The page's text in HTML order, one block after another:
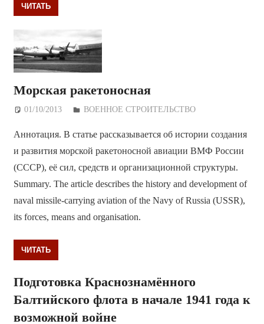
ЧИТАТЬ
Морская ракетоносная
01/10/2013 Дежурный по Редакции
ВОЕННОЕ СТРОИТЕЛЬСТВО
Аннотация. В статье рассказывается об истории создания
и развития морской ракетоносной авиации ВМФ России
(СССР), её сил, средств и организационной структуры.
Summary. The article describes the history and development of
naval missile-carrying aviation of the Navy of Russia (USSR),
its forces, means and organisation.
ЧИТАТЬ
Подготовка Краснознамённого
Балтийского флота в начале 1941 года к
возможной войне